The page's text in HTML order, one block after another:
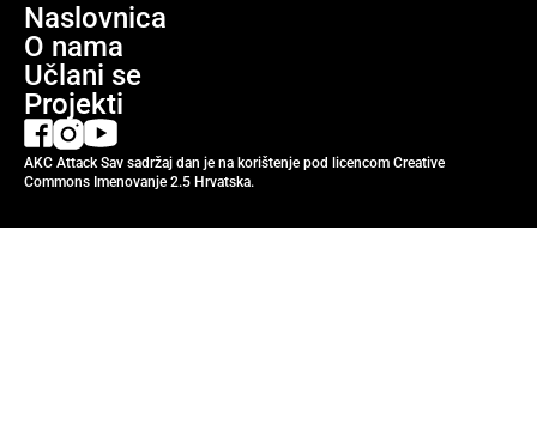
Naslovnica
O nama
Učlani se
Projekti
AKC Attack Sav sadržaj dan je na korištenje pod licencom Creative
Commons Imenovanje 2.5 Hrvatska.